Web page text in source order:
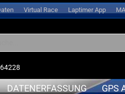
Virtual Race Laptimer App
DATENERFASSUNG GPS